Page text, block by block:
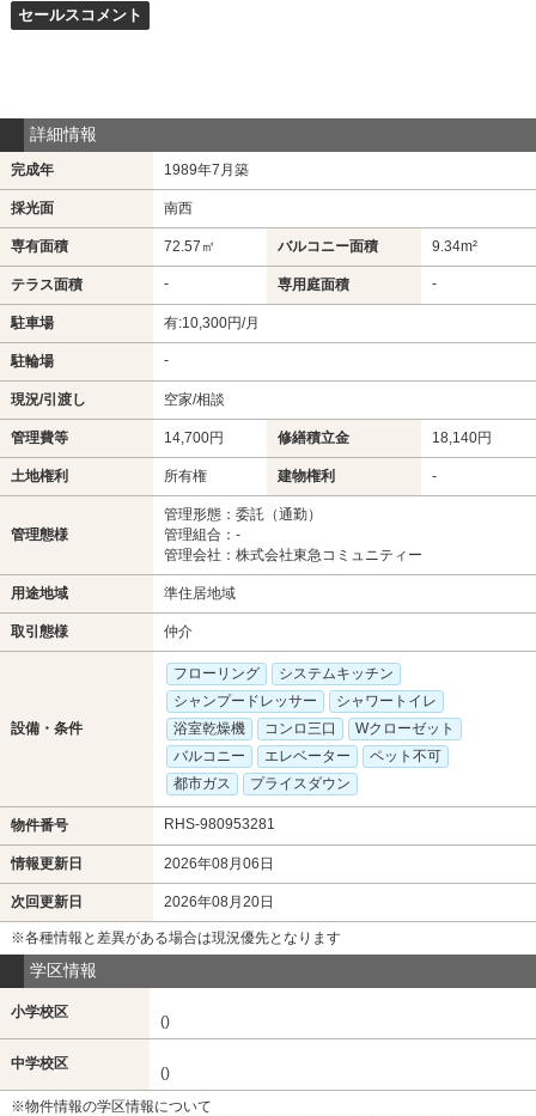
セールスコメント
詳細情報
完成年 1989年7月築
採光面 南西
専有面積 72.57㎡ バルコニー面積 9.34m²
テラス面積 - 専用庭面積 -
駐車場 有:10,300円/月
駐輪場 -
現況/引渡し 空家/相談
管理費等 14,700円 修繕積立金 18,140円
土地権利 所有権 建物権利 -
管理態様
管理形態：委託（通勤）
管理組合：-
管理会社：株式会社東急コミュニティー
用途地域 準住居地域
取引態様 仲介
設備・条件
フローリング
システムキッチン
シャンプードレッサー
シャワートイレ
浴室乾燥機
コンロ三口
Wクローゼット
バルコニー
エレベーター
ペット不可
都市ガス
プライスダウン
物件番号 RHS-980953281
情報更新日 2026年08月06日
次回更新日 2026年08月20日
※各種情報と差異がある場合は現況優先となります
学区情報
小学校区
()
中学校区
()
※物件情報の学区情報について